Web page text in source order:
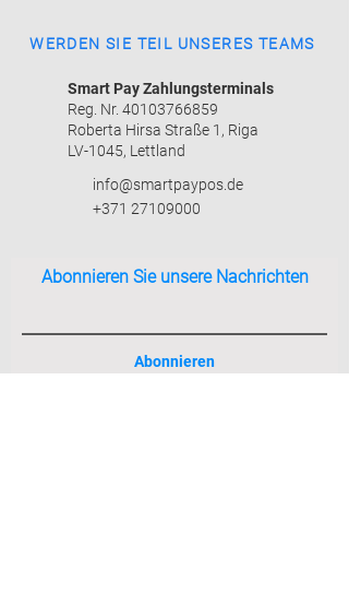
WERDEN SIE TEIL UNSERES TEAMS
Smart Pay Zahlungsterminals
Reg. Nr. 40103766859
Roberta Hirsa Straße 1, Riga
LV-1045, Lettland
info@smartpaypos.de
+371 27109000
Abonnieren Sie unsere Nachrichten
Abonnieren